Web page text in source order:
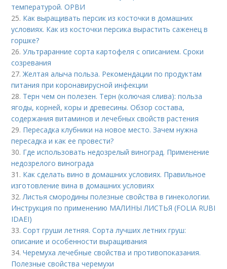
температурой. ОРВИ
25. Как выращивать персик из косточки в домашних
условиях. Как из косточки персика вырастить саженец в
горшке?
26.Ультраранние сорта картофеля с описанием. Сроки
созревания
27.Желтая алыча польза. Рекомендации по продуктам
питания при коронавирусной инфекции
28. Терн чем он полезен. Терн (колючая слива): польза
ягоды, корней, коры и древесины. Обзор состава,
содержания витаминов и лечебных свойств растения
29. Пересадка клубники на новое место. Зачем нужна
пересадка и как ее провести?
30. Где использовать недозрелый виноград. Применение
недозрелого винограда
31. Как сделать вино в домашних условиях. Правильное
изготовление вина в домашних условиях
32.Листья смородины полезные свойства в гинекологии.
Инструкция по применению МАЛИНЫ ЛИСТЬЯ (FOLIA RUBI
IDAEI)
33.Сорт груши летняя. Сорта лучших летних груш:
описание и особенности выращивания
34.Черемуха лечебные свойства и противопоказания.
Полезные свойства черемухи